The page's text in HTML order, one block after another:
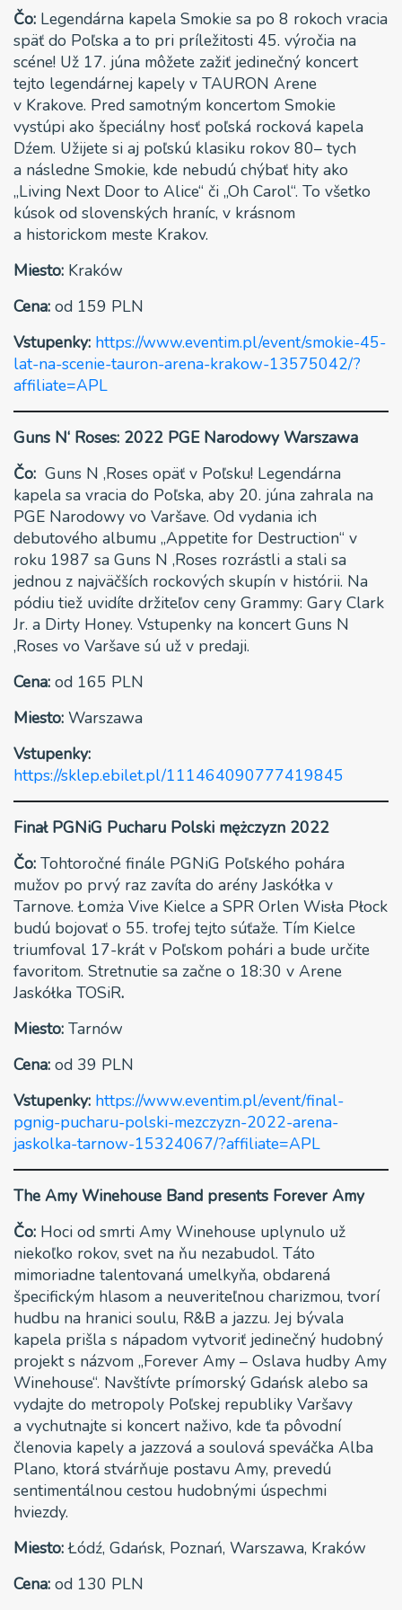
Čo: Legendárna kapela Smokie sa po 8 rokoch vracia
späť do Poľska a to pri príležitosti 45. výročia na
scéne! Už 17. júna môžete zažiť jedinečný koncert
tejto legendárnej kapely v TAURON Arene
v Krakove. Pred samotným koncertom Smokie
vystúpi ako špeciálny hosť poľská rocková kapela
Dźem. Užijete si aj poľskú klasiku rokov 80– tych
a následne Smokie, kde nebudú chýbať hity ako
„Living Next Door to Alice“ či „Oh Carol“. To všetko
kúsok od slovenských hraníc, v krásnom
a historickom meste Krakov.
Miesto: Kraków
Cena: od 159 PLN
Vstupenky: https://www.eventim.pl/event/smokie-45-
lat-na-scenie-tauron-arena-krakow-13575042/?
affiliate=APL
Guns N‘ Roses: 2022 PGE Narodowy Warszawa
Čo: Guns N ‚Roses opäť v Poľsku! Legendárna
kapela sa vracia do Poľska, aby 20. júna zahrala na
PGE Narodowy vo Varšave. Od vydania ich
debutového albumu „Appetite for Destruction“ v
roku 1987 sa Guns N ‚Roses rozrástli a stali sa
jednou z najväčších rockových skupín v histórii. Na
pódiu tiež uvidíte držiteľov ceny Grammy: Gary Clark
Jr. a Dirty Honey. Vstupenky na koncert Guns N
‚Roses vo Varšave sú už v predaji.
Cena: od 165 PLN
Miesto: Warszawa
Vstupenky:
https://sklep.ebilet.pl/111464090777419845
Finał PGNiG Pucharu Polski mężczyzn 2022
Čo: Tohtoročné finále PGNiG Poľského pohára
mužov po prvý raz zavíta do arény Jaskółka v
Tarnove. Łomża Vive Kielce a SPR Orlen Wisła Płock
budú bojovať o 55. trofej tejto súťaže. Tím Kielce
triumfoval 17-krát v Poľskom pohári a bude určite
favoritom. Stretnutie sa začne o 18:30 v Arene
Jaskółka TOSiR.
Miesto: Tarnów
Cena: od 39 PLN
Vstupenky: https://www.eventim.pl/event/final-
pgnig-pucharu-polski-mezczyzn-2022-arena-
jaskolka-tarnow-15324067/?affiliate=APL
The Amy Winehouse Band presents Forever Amy
Čo: Hoci od smrti Amy Winehouse uplynulo už
niekoľko rokov, svet na ňu nezabudol. Táto
mimoriadne talentovaná umelkyňa, obdarená
špecifickým hlasom a neuveriteľnou charizmou, tvorí
hudbu na hranici soulu, R&B a jazzu. Jej bývala
kapela prišla s nápadom vytvoriť jedinečný hudobný
projekt s názvom „Forever Amy – Oslava hudby Amy
Winehouse“. Navštívte prímorský Gdańsk alebo sa
vydajte do metropoly Poľskej republiky Varšavy
a vychutnajte si koncert naživo, kde ťa pôvodní
členovia kapely a jazzová a soulová speváčka Alba
Plano, ktorá stvárňuje postavu Amy, prevedú
sentimentálnou cestou hudobnými úspechmi
hviezdy.
Miesto:Łódź, Gdańsk, Poznań, Warszawa, Kraków
Cena: od 130 PLN